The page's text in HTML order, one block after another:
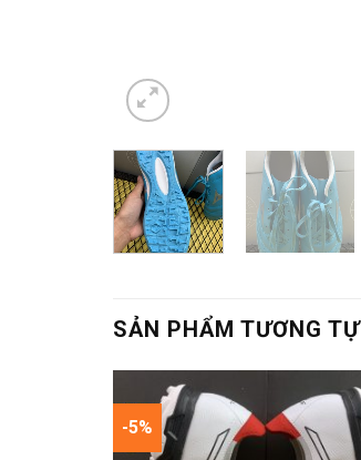
SẢN PHẨM TƯƠNG TỰ
-5%